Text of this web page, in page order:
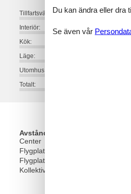
Tillfartsväg:
Interiör:
Kök:
Läge:
Utomhus:
Totalt:
Avstånd
Center
Flygplats GOA
Flygplats PSA
Kollektivtrafik
Du kan ändra eller dra
Se även vår